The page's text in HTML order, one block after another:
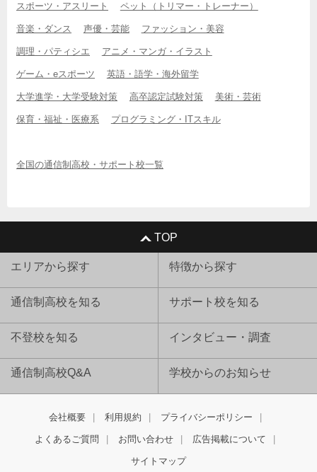
スポーツ・アスリート ペット（トリマー・トレーナー）
音楽・ダンス 声優・芸能 ファッション・美容
調理・パティシエ アニメ・マンガ・イラスト
ゲーム・eスポーツ 英語・語学・海外留学
大学進学・大学受験対策 高卒認定試験対策 美術・芸術
保育・福祉・医療系 プログラミング・ITスキル
全国の通信制高校・サポート校一覧
TOP
エリアから探す 特徴から探す
通信制高校を知る サポート校を知る
不登校を知る インタビュー・調査
通信制高校Q&A 学校からのお知らせ
会社概要 利用規約 プライバシーポリシー
よくあるご質問 お問い合わせ 広告掲載について
サイトマップ